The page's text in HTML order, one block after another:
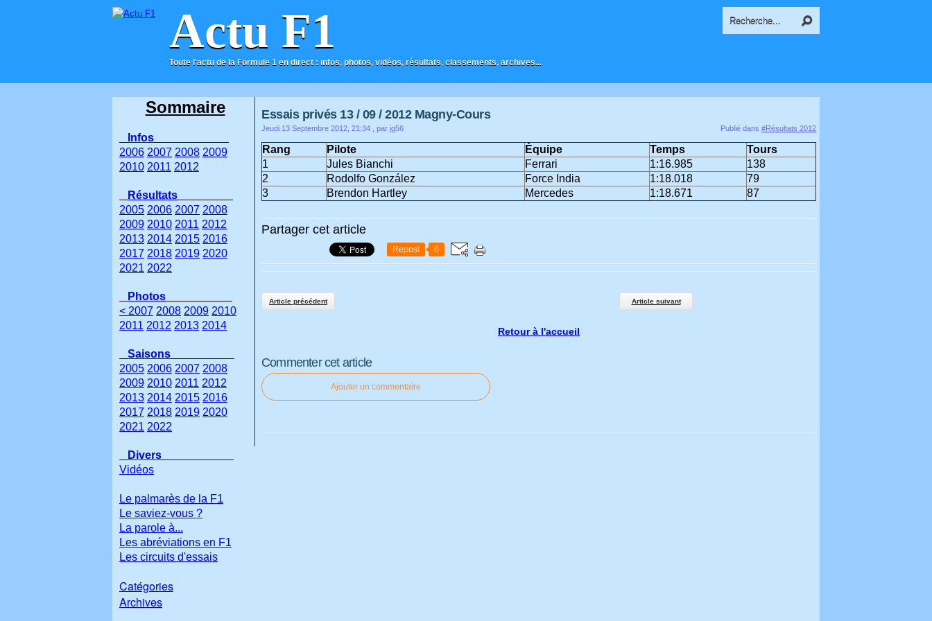
Actu F1
Toute l'actu de la Formule 1 en direct : infos, photos, vidéos, résultats, classements, archives...
ACCUEIL CONTACT
Essais privés 13 / 09 / 2012 Magny-Cours
Jeudi 13 Septembre 2012, 21:34 , par jg56 Publié dans #Résultats 2012
Rang Pilote Équipe Temps
Tours
1
Jules Bianchi Ferrari 1:16.985
138
2
Rodolfo González Force India 1:18.018
79
3
Brendon Hartley Mercedes 1:18.671 87
Partager cet article
Repost 0
Article précédent Article suivant
Retour à l'accueil
Commenter cet article
Ajouter un commentaire
Sommaire
Infos
2006 2007 2008 2009
2010 2011 2012
Résultats
2005 2006 2007 2008
2009 2010 2011 2012
2013 2014 2015 2016
2017 2018 2019 2020
2021 2022
Photos
< 2007 2008 2009 2010
2011 2012 2013 2014
Saisons
2005 2006 2007 2008
2009 2010 2011 2012
2013 2014 2015 2016
2017 2018 2019 2020
2021 2022
Divers
Vidéos
Le palmarès de la F1
Le saviez-vous ?
La parole à...
Les abréviations en F1
Les circuits d'essais
Catégories
Archives